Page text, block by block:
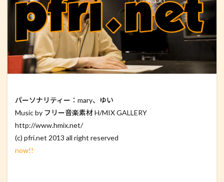
パーソナリティー：mary、ゆい
Music by フリー音楽素材 H/MIX GALLERY
http://www.hmix.net/
(c) pfri.net 2013 all right reserved
now!!